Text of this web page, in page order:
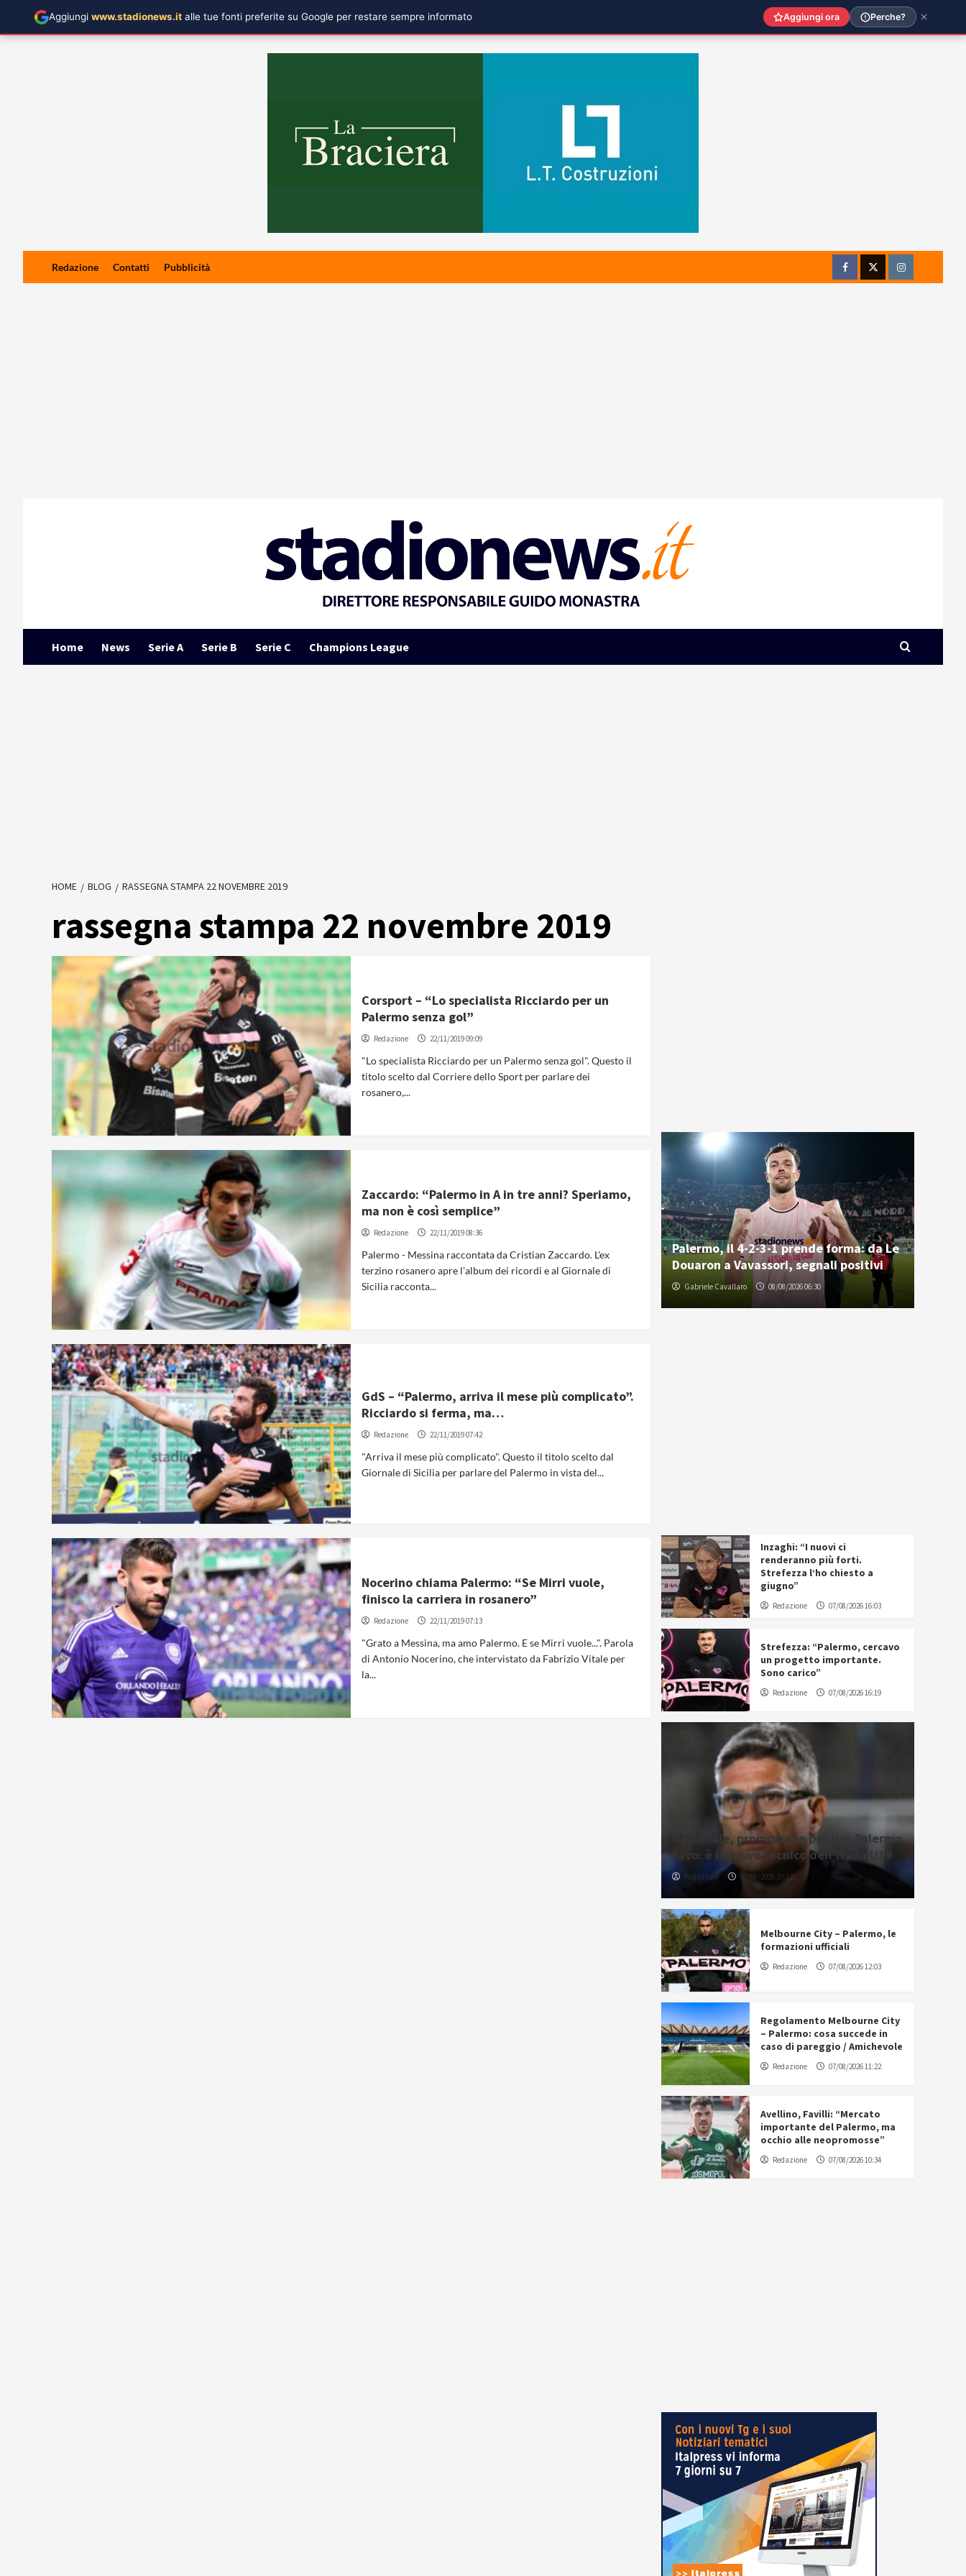
Redazione Contatti Pubblicità
FacebookTwitterInstagram
Home News Serie A Serie B Serie C Champions League
HOME BLOG RASSEGNA STAMPA 22 NOVEMBRE 2019
rassegna stampa 22 novembre 2019
Corsport – “Lo specialista Ricciardo per un
Palermo senza gol”
Redazione 22/11/2019 09:09
"Lo specialista Ricciardo per un Palermo senza gol". Questo il
titolo scelto dal Corriere dello Sport per parlare dei
rosanero,...
Zaccardo: “Palermo in A in tre anni? Speriamo,
ma non è così semplice”
Redazione 22/11/2019 08:36
Palermo - Messina raccontata da Cristian Zaccardo. L'ex
terzino rosanero apre l'album dei ricordi e al Giornale di
Sicilia racconta...
GdS – “Palermo, arriva il mese più complicato”.
Ricciardo si ferma, ma…
Redazione 22/11/2019 07:42
"Arriva il mese più complicato". Questo il titolo scelto dal
Giornale di Sicilia per parlare del Palermo in vista del...
Nocerino chiama Palermo: “Se Mirri vuole,
finisco la carriera in rosanero”
Redazione 22/11/2019 07:13
"Grato a Messina, ma amo Palermo. E se Mirri vuole...". Parola
di Antonio Nocerino, che intervistato da Fabrizio Vitale per
la...
Palermo, il 4-2-3-1 prende forma: da Le
Douaron a Vavassori, segnali positivi
Gabriele Cavallaro 08/08/2026 06:30
Inzaghi: “I nuovi ci
renderanno più forti.
Strefezza l’ho chiesto a
giugno”
Redazione 07/08/2026 16:03
Strefezza: “Palermo, cercavo
un progetto importante.
Sono carico”
Redazione 07/08/2026 16:19
Nazionale, promozione per l’ex Palermo
Favo: è il nuovo tecnico dell’Italia U19
Redazione 07/08/2026 20:12
Melbourne City – Palermo, le
formazioni ufficiali
Redazione 07/08/2026 12:03
Regolamento Melbourne City
– Palermo: cosa succede in
caso di pareggio / Amichevole
Redazione 07/08/2026 11:22
Avellino, Favilli: “Mercato
importante del Palermo, ma
occhio alle neopromosse”
Redazione 07/08/2026 10:34
Aggiungi www.stadionews.it alle tue fonti preferite su Google per restare sempre informato Aggiungi ora Perche?